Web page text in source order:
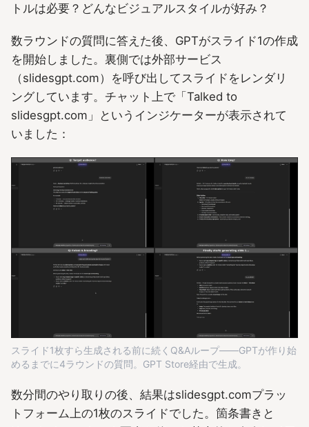
トルは必要？どんなビジュアルスタイルが好み？
数ラウンドの質問に答えた後、GPTがスライド1の作成
を開始しました。裏側では外部サービス
（slidesgpt.com）を呼び出してスライドをレンダリ
ングしています。チャット上で「Talked to
slidesgpt.com」というインジケーターが表示されて
いました：
スライド1枚すら生成される前に続くQ&Aループ――GPTが作り始
めるまでに4ラウンドの質問。GPT Store経由で生成。
数分間のやり取りの後、結果はslidesgpt.comプラッ
トフォーム上の1枚のスライドでした。箇条書きと